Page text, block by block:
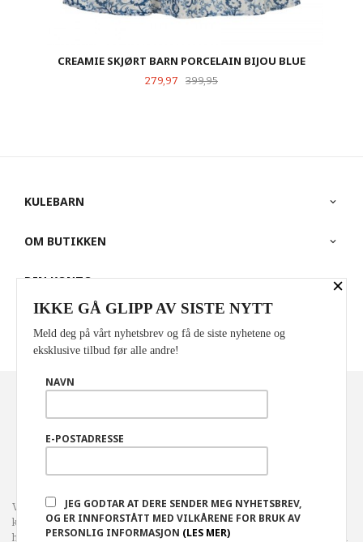
CREAMIE SKJØRT BARN PORCELAIN BIJOU BLUE
Tilbud
279,97 399,95Rabatt
KULEBARN
OM BUTIKKEN
DIN KONTO
FRAKT KJØPSBETINGELSER
Vår nettbutikk bruker cookies slik at du får en bedre
kjøpsopplevelse og vi kan yte deg bedre service. Vi bruker cookies
hovedsaklig til å lagre innloggingsdetaljer og huske hva du har puttet i
×
IKKE GÅ GLIPP AV SISTE NYTT
Meld deg på vårt nyhetsbrev og få de siste nyhetene og
eksklusive tilbud før alle andre!
NAVN
E-POSTADRESSE
JEG GODTAR AT DERE SENDER MEG NYHETSBREV,
OG ER INNFORSTÅTT MED VILKÅRENE FOR BRUK AV
PERSONLIG INFORMASJON (LES MER)